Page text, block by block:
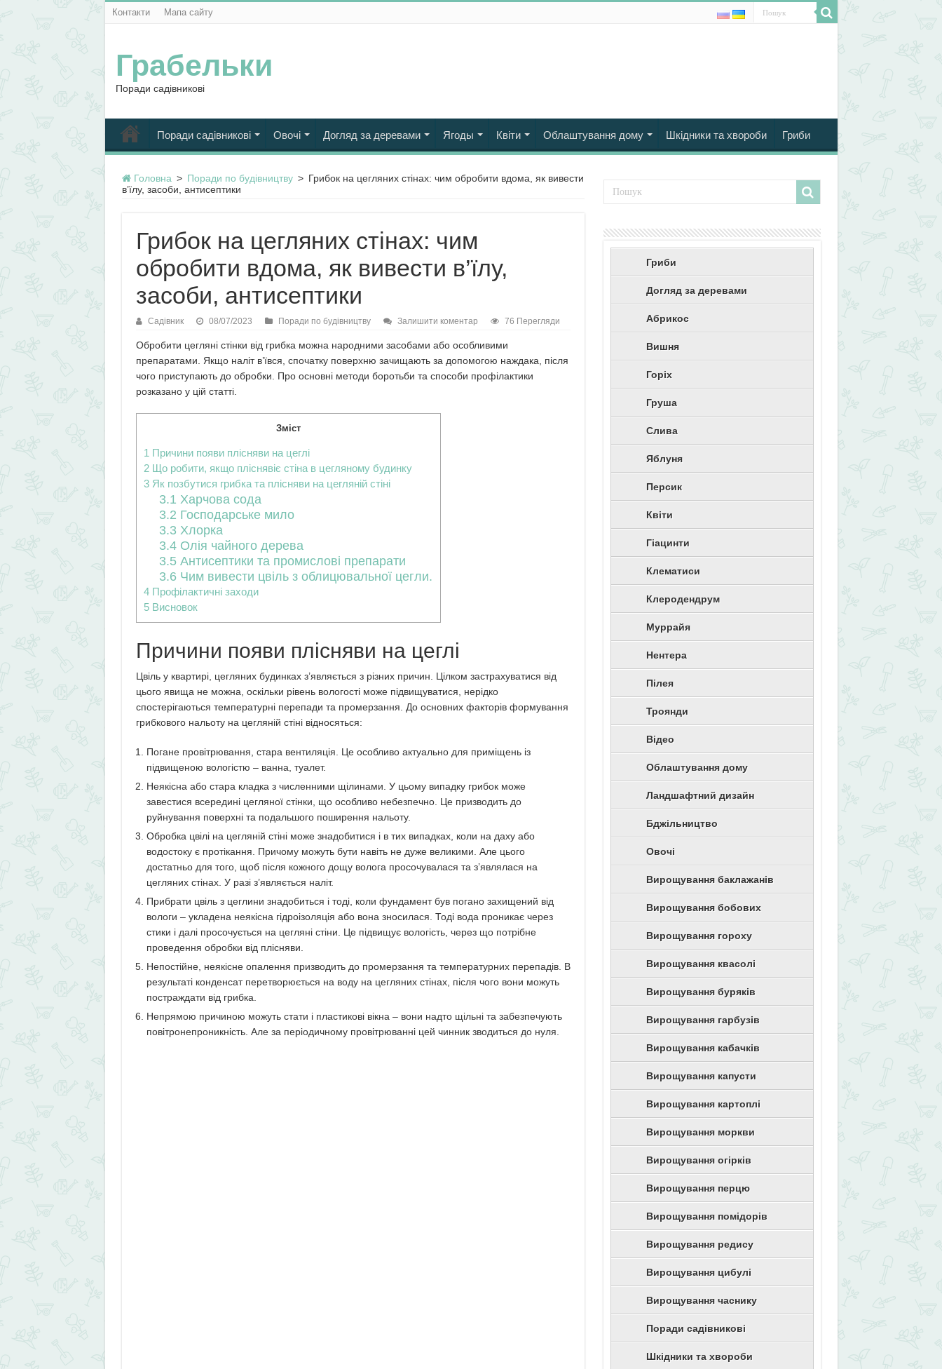
Контакти Мапа сайту
Грабельки
Поради садівникові
Поради садівникові Овочі Догляд за деревами Ягоды Квіти Облаштування дому Шкідники та хвороби Гриби
Головна > Поради по будівництву > Грибок на цегляних стінах: чим обробити вдома, як вивести
в’їлу, засоби, антисептики
Грибок на цегляних стінах: чим
обробити вдома, як вивести в’їлу,
засоби, антисептики
Садівник 08/07/2023 Поради по будівництву Залишити коментар 76 Перегляди
Обробити цегляні стінки від грибка можна народними засобами або особливими
препаратами. Якщо наліт в’ївся, спочатку поверхню зачищають за допомогою наждака, після
чого приступають до обробки. Про основні методи боротьби та способи профілактики
розказано у цій статті.
Зміст
1 Причини появи плісняви на цеглі
2Що робити, якщо пліснявіє стіна в цегляному будинку
3Як позбутися грибка та плісняви на цегляній стіні
3.1 Харчова сода
3.2 Господарське мило
3.3 Хлорка
3.4 Олія чайного дерева
3.5 Антисептики та промислові препарати
3.6 Чим вивести цвіль з облицювальної цегли.
4Профілактичні заходи
5Висновок
Причини появи плісняви на цеглі
Цвіль у квартирі, цегляних будинках з’являється з різних причин. Цілком застрахуватися від
цього явища не можна, оскільки рівень вологості може підвищуватися, нерідко
спостерігаються температурні перепади та промерзання. До основних факторів формування
грибкового нальоту на цегляній стіні відносяться:
Погане провітрювання, стара вентиляція. Це особливо актуально для приміщень із
підвищеною вологістю – ванна, туалет.
Неякісна або стара кладка з численними щілинами. У цьому випадку грибок може
завестися всередині цегляної стінки, що особливо небезпечно. Це призводить до
руйнування поверхні та подальшого поширення нальоту.
Обробка цвілі на цегляній стіні може знадобитися і в тих випадках, коли на даху або
водостоку є протікання. Причому можуть бути навіть не дуже великими. Але цього
достатньо для того, щоб після кожного дощу волога просочувалася та з’являлася на
цегляних стінах. У разі з’являється наліт.
Прибрати цвіль з цеглини знадобиться і тоді, коли фундамент був погано захищений від
вологи – укладена неякісна гідроізоляція або вона зносилася. Тоді вода проникає через
стики і далі просочується на цегляні стіни. Це підвищує вологість, через що потрібне
проведення обробки від плісняви.
Непостійне, неякісне опалення призводить до промерзання та температурних перепадів. В
результаті конденсат перетворюється на воду на цегляних стінах, після чого вони можуть
постраждати від грибка.
Непрямою причиною можуть стати і пластикові вікна – вони надто щільні та забезпечують
повітронепроникність. Але за періодичному провітрюванні цей чинник зводиться до нуля.
Гриби
Догляд за деревами
Абрикос
Вишня
Горіх
Груша
Слива
Яблуня
Персик
Квіти
Гіацинти
Клематиси
Клеродендрум
Муррайя
Нентера
Пілея
Троянди
Відео
Облаштування дому
Ландшафтний дизайн
Бджільництво
Овочі
Вирощування баклажанів
Вирощування бобових
Вирощування гороху
Вирощування квасолі
Вирощування буряків
Вирощування гарбузів
Вирощування кабачків
Вирощування капусти
Вирощування картоплі
Вирощування моркви
Вирощування огірків
Вирощування перцю
Вирощування помідорів
Вирощування редису
Вирощування цибулі
Вирощування часнику
Поради садівникові
Шкідники та хвороби